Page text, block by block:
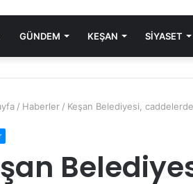
GÜNDEM KEŞAN SIYASET
/ Haberler / Keşan Belediyesi, caddelerde